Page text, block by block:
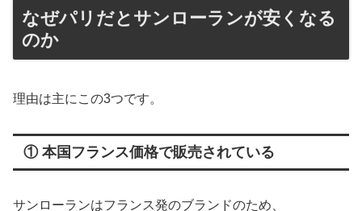
なぜパリだとサンローランが安くなる
のか
理由は主にこの3つです。
① 本国フランス価格で販売されている
サンローランはフランス発のブランドのため、